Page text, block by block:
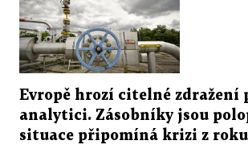
Evropě hrozí citelné zdražení
analytici. Zásobníky jsou
situace připomíná krizi z roku